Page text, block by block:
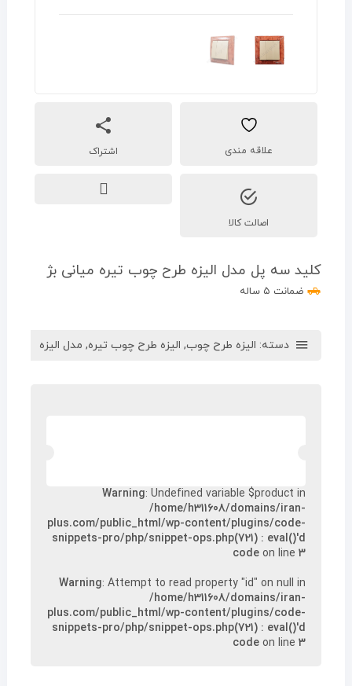
اشتراک
اصالت کالا
کلید سه پل مدل الیزه طرح چوب تیره میانی بژ
ضمانت ۵ ساله
دسته: الیزه طرح چوب, الیزه طرح چوب تیره, مدل الیزه
Warning: Undefined variable $product in
/home/h311608/domains/iran-
plus.com/public_html/wp-content/plugins/code-
snippets-pro/php/snippet-ops.php(721) : eval()'d
code on line۳
Warning: Attempt to read property "id" on null in
/home/h311608/domains/iran-
plus.com/public_html/wp-content/plugins/code-
snippets-pro/php/snippet-ops.php(721) : eval()'d
code on line۳